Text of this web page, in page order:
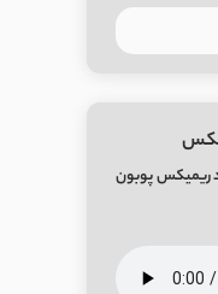
ریمیکس پوبون